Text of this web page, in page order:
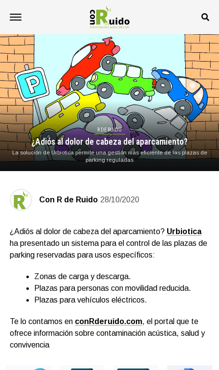
R DE RUIDO
¿Adiós al dolor de cabeza del aparcamiento?
La solución de Urbiotica permite una gestión más eficiente de las plazas de
parking reguladas
Con R de Ruido 28/10/2020
¿Adiós al dolor de cabeza del aparcamiento? Urbiotica
ha presentado un sistema para el control de las plazas de
parking reservadas para usos específicos:
Zonas de carga y descarga.
Plazas para personas con movilidad reducida.
Plazas para vehículos eléctricos.
Te lo contamos en conRderuido.com, el portal que te
ofrece información sobre contaminación acústica, salud y
convivencia